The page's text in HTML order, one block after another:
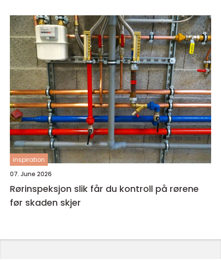
inspiration
07. June 2026
Rørinspeksjon slik får du kontroll på rørene
før skaden skjer